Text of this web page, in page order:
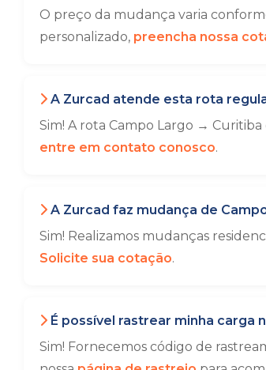
O preço da mudança varia
personalizado, preencha nossa
A Zurcad atende esta rota
Sim! A rota Campo Largo → Curitiba
entre em contato conosco.
A Zurcad faz mudança de
Sim! Realizamos mudanças
Solicite sua cotação.
É possível rastrear minha carga
Sim! Fornecemos código de